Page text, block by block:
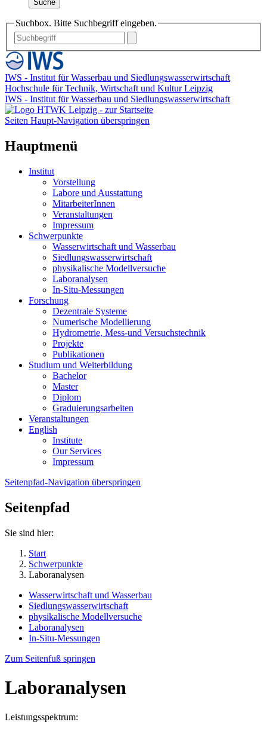
Suche
Suchbox. Bitte Suchbegriff eingeben.
IWS - Institut für Wasserbau und Siedlungswasserwirtschaft
Hochschule für Technik, Wirtschaft und Kultur Leipzig
IWS - Institut für Wasserbau und Siedlungswasserwirtschaft
Seiten Haupt-Navigation überspringen
Hauptmenü
Institut
Vorstellung
Labore und Ausstattung
MitarbeiterInnen
Veranstaltungen
Impressum
Schwerpunkte
Wasserwirtschaft und Wasserbau
Siedlungswasserwirtschaft
physikalische Modellversuche
Laboranalysen
In-Situ-Messungen
Forschung
Dezentrale Systeme
Numerische Modellierung
Hydrometrie, Mess-und Versuchstechnik
Projekte
Publikationen
Studium und Weiterbildung
Bachelor
Master
Diplom
Graduierungsarbeiten
Veranstaltungen
English
Institute
Our Services
Impressum
Seitenpfad-Navigation überspringen
Seitenpfad
Sie sind hier:
Start
Schwerpunkte
Laboranalysen
Wasserwirtschaft und Wasserbau
Siedlungswasserwirtschaft
physikalische Modellversuche
Laboranalysen
In-Situ-Messungen
Zum Seitenfuß springen
Laboranalysen
Leistungsspektrum: